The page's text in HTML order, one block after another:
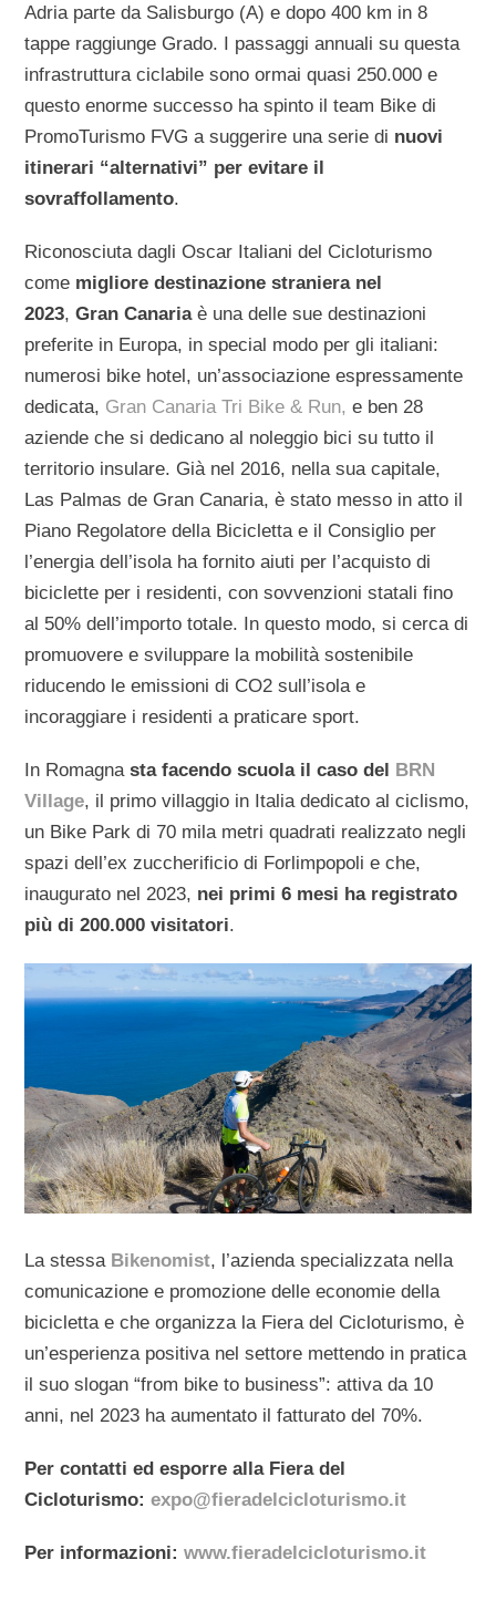
Adria parte da Salisburgo (A) e dopo 400 km in 8
tappe raggiunge Grado. I passaggi annuali su questa
infrastruttura ciclabile sono ormai quasi 250.000 e
questo enorme successo ha spinto il team Bike di
PromoTurismo FVG a suggerire una serie di nuovi
itinerari “alternativi” per evitare il
sovraffollamento.
Riconosciuta dagli Oscar Italiani del Cicloturismo
come migliore destinazione straniera nel
2023,Gran Canariaè una delle sue destinazioni
preferite in Europa, in special modo per gli italiani:
numerosi bike hotel, un’associazione espressamente
dedicata, Gran Canaria Tri Bike & Run, e ben 28
aziende che si dedicano al noleggio bici su tutto il
territorio insulare. Già nel 2016, nella sua capitale,
Las Palmas de Gran Canaria, è stato messo in atto il
Piano Regolatore della Bicicletta e il Consiglio per
l’energia dell’isola ha fornito aiuti per l’acquisto di
biciclette per i residenti, con sovvenzioni statali fino
al 50% dell’importo totale. In questo modo, si cerca di
promuovere e sviluppare la mobilità sostenibile
riducendo le emissioni di CO2 sull’isola e
incoraggiare i residenti a praticare sport.
In Romagnasta facendo scuola il caso del BRN
Village, il primo villaggio in Italia dedicato al ciclismo,
un Bike Park di 70 mila metri quadrati realizzato negli
spazi dell’ex zuccherificio di Forlimpopoli e che,
inaugurato nel 2023, nei primi 6 mesi ha registrato
più di 200.000 visitatori.
La stessa Bikenomist, l’azienda specializzata nella
comunicazione e promozione delle economie della
bicicletta e che organizza la Fiera del Cicloturismo, è
un’esperienza positiva nel settore mettendo in pratica
il suo slogan “from bike to business”: attiva da 10
anni, nel 2023 ha aumentato il fatturato del 70%.
Per contatti ed esporre alla Fiera del
Cicloturismo:expo@fieradelcicloturismo.it
Per informazioni:www.fieradelcicloturismo.it